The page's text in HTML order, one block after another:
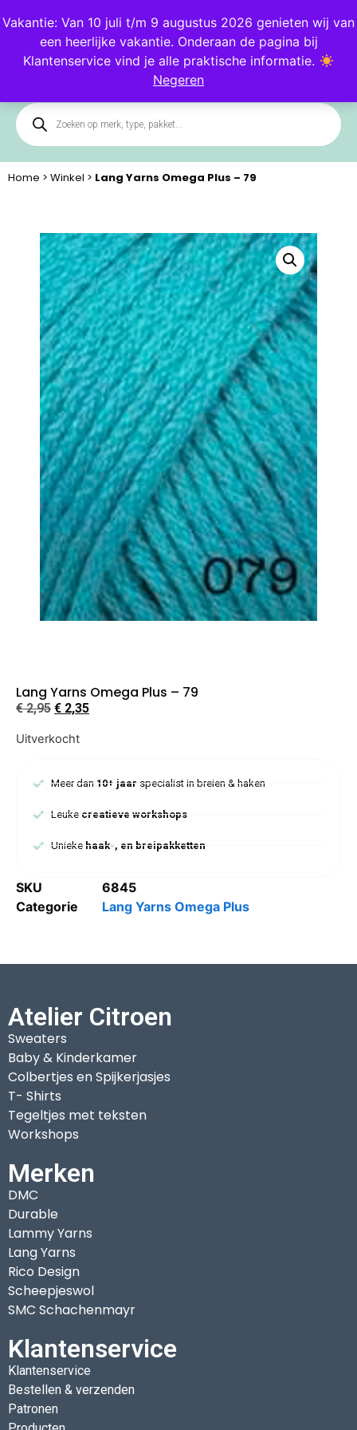
Vakantie: Van 10 juli t/m 9 augustus 2026 genieten wij van
een heerlijke vakantie. Onderaan de pagina bij
Klantenservice vind je alle praktische informatie.
Negeren
BlogKlantenservice
Home > Winkel > Lang Yarns Omega Plus – 79
Lang Yarns Omega Plus – 79
€2,95 € 2,35
Uitverkocht
Meer dan 10+ jaar specialist in breien & haken
Leuke creatieve workshops
Uniekehaak-, en breipakketten
SKU
6845
Categorie
Lang Yarns Omega Plus
Atelier Citroen
Sweaters
Baby & Kinderkamer
Colbertjes en Spijkerjasjes
T- Shirts
Tegeltjes met teksten
Workshops
Merken
DMC
Durable
Lammy Yarns
Lang Yarns
Rico Design
Scheepjeswol
SMC Schachenmayr
Klantenservice
Klantenservice
Bestellen & verzenden
Patronen